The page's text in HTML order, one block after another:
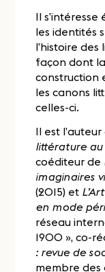
Il
les identités
l’histoire
façon dont
construction
les canons
celles-ci.
Il est l’auteur
littérature
coéditeur de
imaginaires
(2015) et
en mode
réseau
1900 », co-
: revue de
membre des